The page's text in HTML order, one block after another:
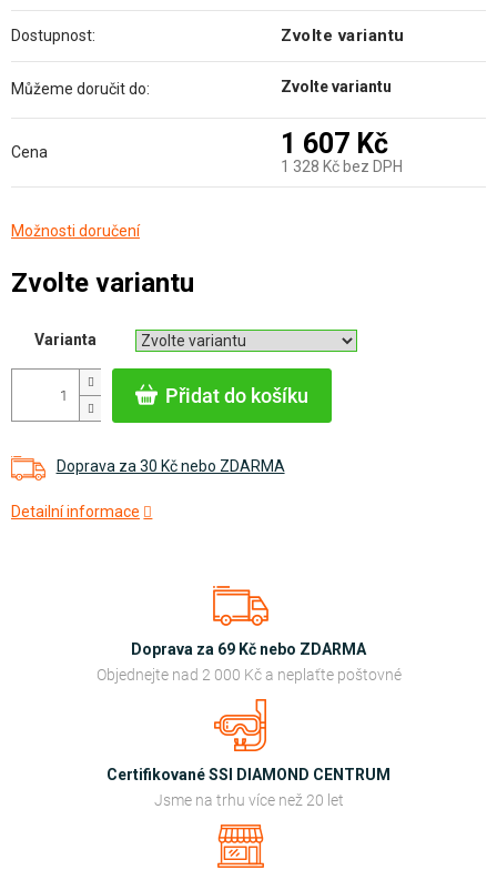
Přidat do košíku
Doprava za 30 Kč nebo ZDARMA
Detailní informace
Dostupnost: Zvolte variantu
Můžeme doručit do: Zvolte variantu
Cena 1 607 Kč
1 328 Kč bez DPH
Možnosti doručení
Zvolte variantu
Varianta
Doprava za 69 Kč nebo ZDARMA
Objednejte nad 2 000 Kč a neplaťte poštovné
Certifikované SSI DIAMOND CENTRUM
Jsme na trhu více než 20 let